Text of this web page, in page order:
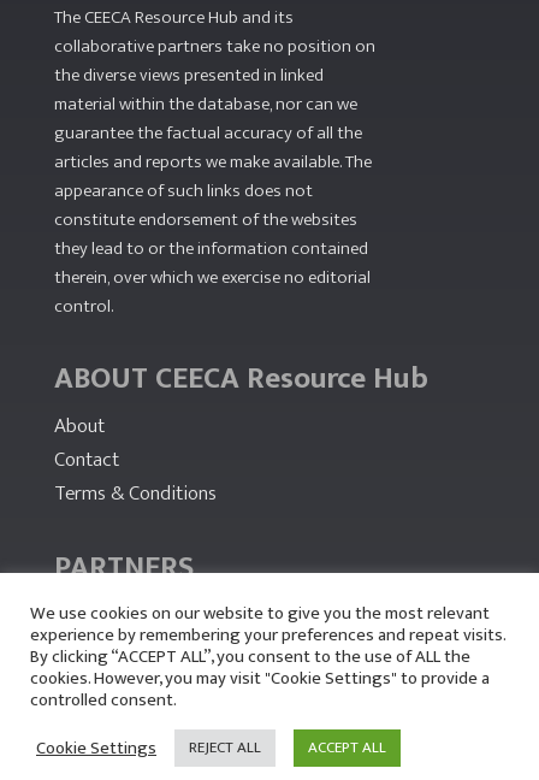
The CEECA Resource Hub and its
collaborative partners take no position on
the diverse views presented in linked
material within the database, nor can we
guarantee the factual accuracy of all the
articles and reports we make available. The
appearance of such links does not
constitute endorsement of the websites
they lead to or the information contained
therein, over which we exercise no editorial
control.
ABOUT CEECA Resource Hub
About
Contact
Terms & Conditions
PARTNERS
We use cookies on our website to give you the most relevant
experience by remembering your preferences and repeat visits.
By clicking “ACCEPT ALL”, you consent to the use of ALL the
cookies. However, you may visit "Cookie Settings" to provide a
controlled consent.
Cookie Settings
REJECT ALL ACCEPT ALL